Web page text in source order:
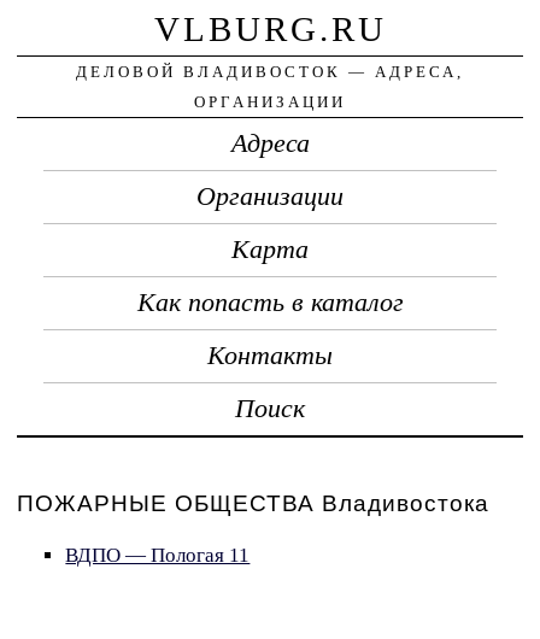
VLBURG.RU
ДЕЛОВОЙ ВЛАДИВОСТОК — АДРЕСА,
ОРГАНИЗАЦИИ
Адреса
Организации
Карта
Как попасть в каталог
Контакты
Поиск
ПОЖАРНЫЕ ОБЩЕСТВА Владивостока
ВДПО — Пологая 11